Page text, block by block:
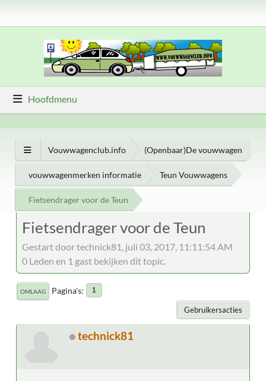
Hoofdmenu
Vouwwagenclub.info (Openbaar)De vouwwagen
vouwwagenmerken informatie Teun Vouwwagens
Fietsendrager voor de Teun
Fietsendrager voor de Teun
Gestart door technick81, juli 03, 2017, 11:11:54 AM
0 Leden en 1 gast bekijken dit topic.
OMLAAG Pagina's 1
Gebruikersacties
technick81